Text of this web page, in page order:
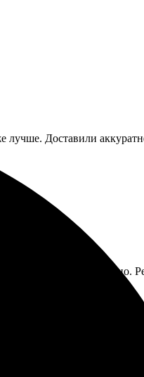
лучше. Доставили
организована удобно.